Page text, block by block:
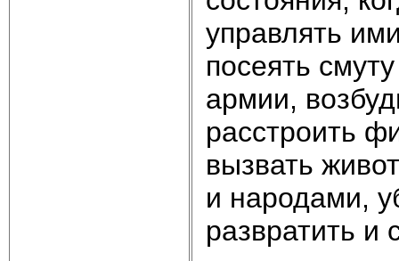
управлять
посеять
армии,
расстроить
вызвать
и народами,
развратить и